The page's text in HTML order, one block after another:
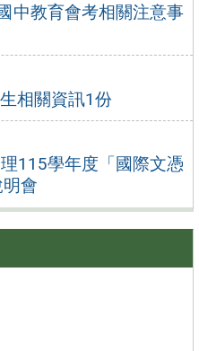
中教育會考相關注意事
相關資訊1份
115學年度「國際文憑
會